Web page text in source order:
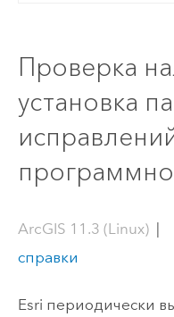
Проверка
установка
ArcGIS 11.3 (Linux)|
справки
Esri периодически